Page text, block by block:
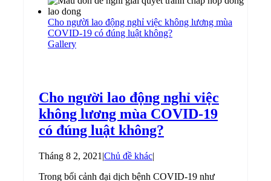
Cho người lao động nghỉ việc không lương mùa
COVID-19 có đúng luật không?
Gallery
Cho người lao động nghỉ việc
không lương mùa COVID-19
có đúng luật không?
Tháng 8 2, 2021 |Chủ đề khác|
Trong bối cảnh đại dịch bệnh COVID-19 như